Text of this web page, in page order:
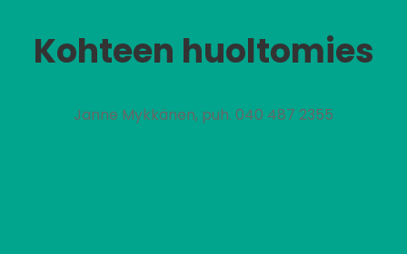
Kohteen huoltomies
Janne Mykkänen, puh. 040 487 2355